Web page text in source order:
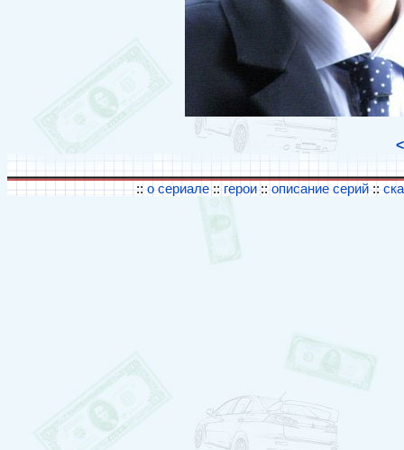
:: о сериале:: герои::описание серий::